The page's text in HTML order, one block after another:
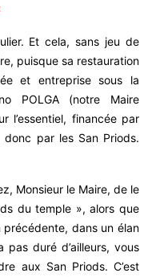
Et cela, sans jeu de
puisque sa restauration
et entreprise sous la
POLGA (notre Maire
l’essentiel, financée par
par les San Priods.
Monsieur le Maire, de le
du temple », alors que
dans un élan
pas duré d’ailleurs, vous
aux San Priods. C’est